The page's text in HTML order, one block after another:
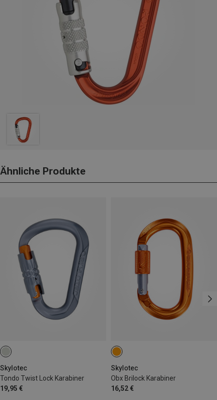
Ähnliche Produkte
Skylotec
Tondo Twist Lock Karabiner
19,95 €
Skylotec
Obx Brilock Karabiner
16,52 €